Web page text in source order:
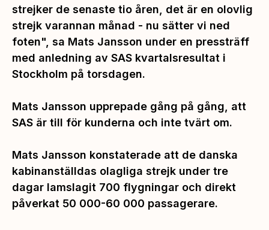
strejker de senaste tio åren, det är en olovlig
strejk varannan månad - nu sätter vi ned
foten", sa Mats Jansson under en pressträff
med anledning av SAS kvartalsresultat i
Stockholm på torsdagen.
Mats Jansson upprepade gång på gång, att
SAS är till för kunderna och inte tvärt om.
Mats Jansson konstaterade att de danska
kabinanställdas olagliga strejk under tre
dagar lamslagit 700 flygningar och direkt
påverkat 50 000-60 000 passagerare.